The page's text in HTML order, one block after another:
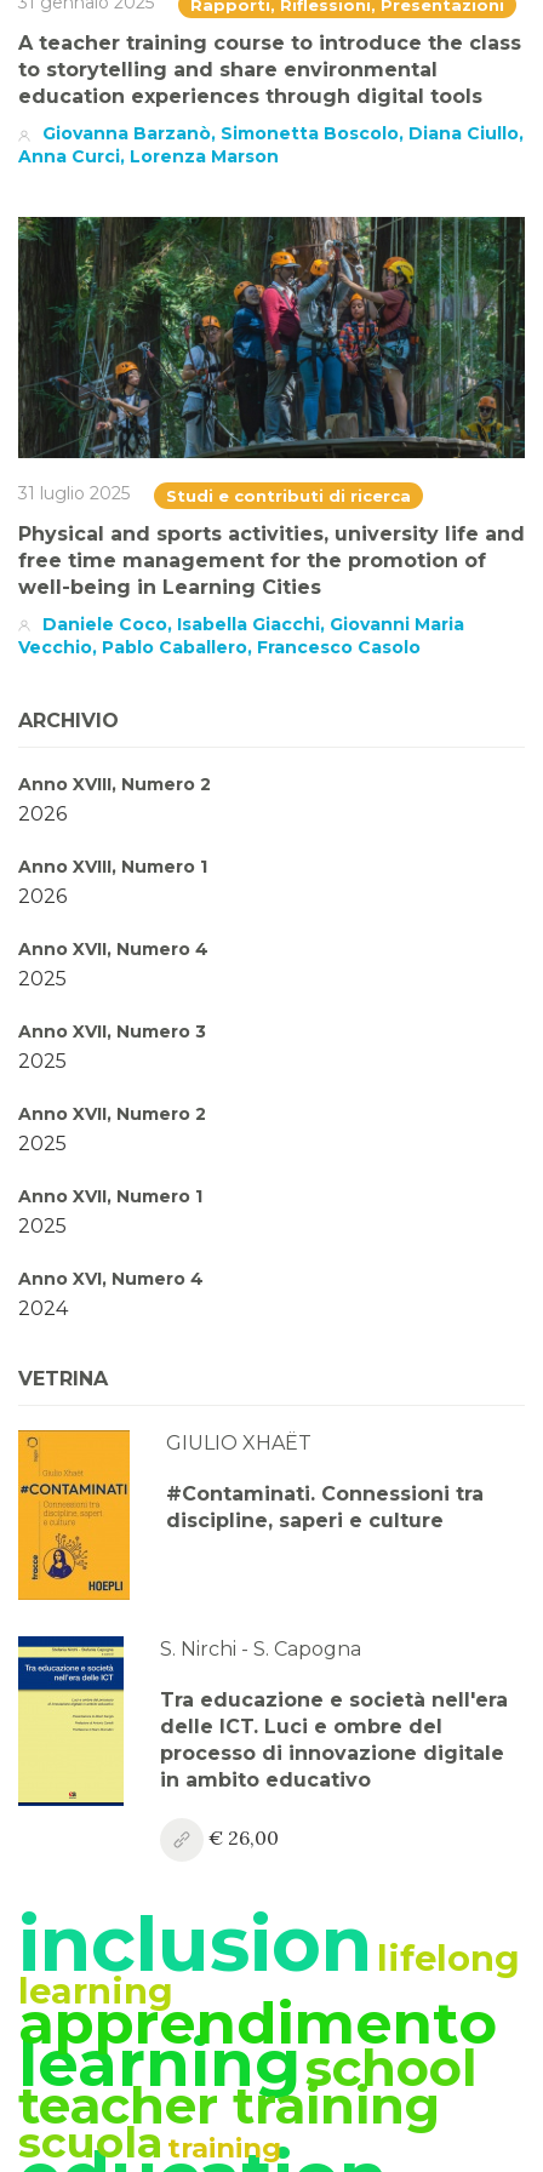
Rapporti, Riflessioni, Presentazioni
A teacher training course to introduce the class
to storytelling and share environmental
education experiences through digital tools
Giovanna Barzanò, Simonetta Boscolo, Diana Ciullo,
Anna Curci, Lorenza Marson
31 luglio 2025 Studi e contributi di ricerca
Physical and sports activities, university life and
free time management for the promotion of
well-being in Learning Cities
Daniele Coco, Isabella Giacchi, Giovanni Maria
Vecchio, Pablo Caballero, Francesco Casolo
ARCHIVIO
Anno XVIII, Numero 2
2026
Anno XVIII, Numero 1
2026
Anno XVII, Numero 4
2025
Anno XVII, Numero 3
2025
Anno XVII, Numero 2
2025
Anno XVII, Numero 1
2025
Anno XVI, Numero 4
2024
2024
Anno XVI, Numero 2
2024
Anno XVI, Numero 1
2024
2023
Anno XV, Numero 3
Anno XV, Numero 2
2023
Anno XV, Numero 1
Anno XV
2023 Vol. 1
Anno XIV, Numero 4
2022
Anno XIV, Numero 3
2022
VETRINA
GIULIO XHAËT
#Contaminati. Connessioni tra
discipline, saperi e culture
S. Nirchi - S. Capogna
Tra educazione e società nell'era
delle ICT. Luci e ombre del
processo di innovazione digitale
in ambito educativo
€ 26,00
inclusion lifelong
learning
apprendimento
learningschool
teacher training
scuola training